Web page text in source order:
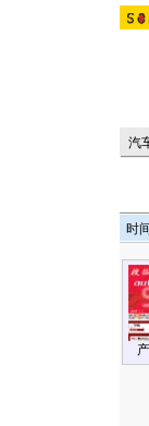
汽
时